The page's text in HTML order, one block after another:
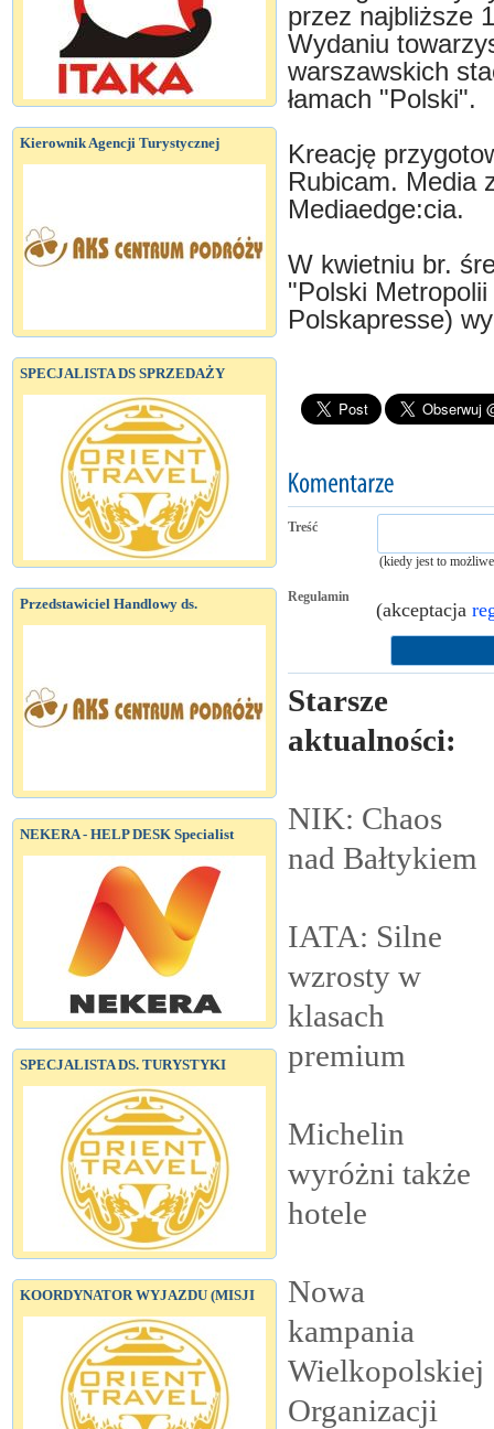
Kierownik Agencji Turystycznej
SPECJALISTA DS SPRZEDAŻY
Przedstawiciel Handlowy ds.
NEKERA - HELP DESK Specialist
SPECJALISTA DS. TURYSTYKI
KOORDYNATOR WYJAZDU (MISJI
przez najbliższe
Wydaniu
warszawskich
łamach "Polski".
Kreację
Rubicam. Media
Mediaedge:cia.
W kwietniu br.
"Polski
Polskapresse)
Treść
(kiedy jest to
Regulamin
(akceptacja
Starsze
aktualności:
NIK: Chaos
nad Bałtykiem
IATA: Silne
wzrosty w
klasach
premium
Michelin
wyróżni także
hotele
Nowa
kampania
Wielkopolskiej
Organizacji